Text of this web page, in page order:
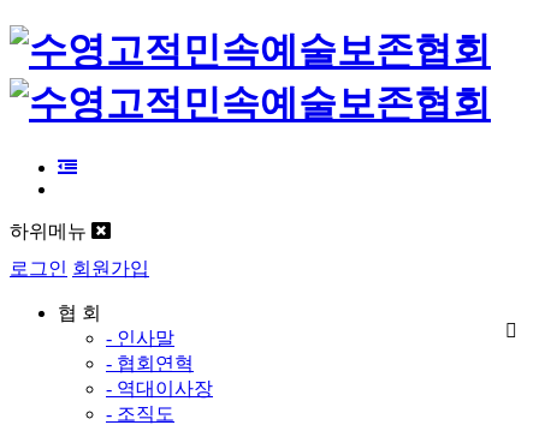
하위메뉴
로그인 회원가입
협 회
- 인사말
- 협회연혁
- 역대이사장
- 조직도